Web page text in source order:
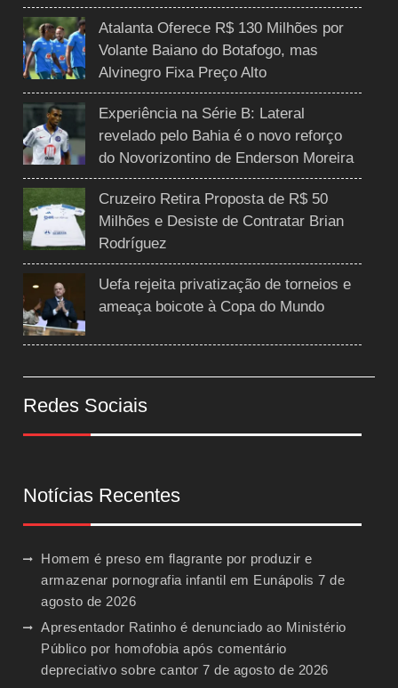
Atalanta Oferece R$ 130 Milhões por
Volante Baiano do Botafogo, mas
Alvinegro Fixa Preço Alto
Experiência na Série B: Lateral
revelado pelo Bahia é o novo reforço
do Novorizontino de Enderson Moreira
Cruzeiro Retira Proposta de R$ 50
Milhões e Desiste de Contratar Brian
Rodríguez
Uefa rejeita privatização de torneios e
ameaça boicote à Copa do Mundo
Redes Sociais
Notícias Recentes
Homem é preso em flagrante por produzir e
armazenar pornografia infantil em Eunápolis 7 de
agosto de 2026
Apresentador Ratinho é denunciado ao Ministério
Público por homofobia após comentário
depreciativo sobre cantor 7 de agosto de 2026